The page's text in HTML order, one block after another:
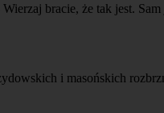
bracie, że tak jest.
i masońskich